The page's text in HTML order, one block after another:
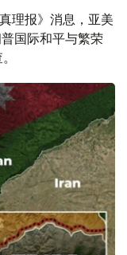
理报》消息，亚美
国际和平与繁荣